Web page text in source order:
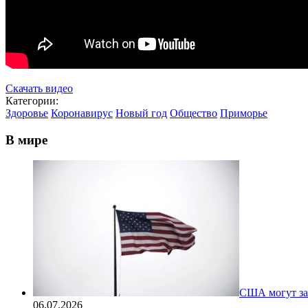
Скачать видео
Категории:
Здоровье Коронавирус Новый год Общество Приморье
В мире
США могут
06.07.2026